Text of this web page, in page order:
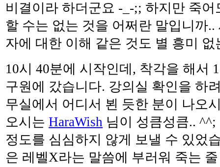
비결이라 하더군요 -_-;; 하지만 죽
할 수는 없는 것을 어쩌란 말입니까
자에 대한 이해 같은 것도 별 흥미 없
10시 40분에 시작인데, 착각을 해서
구원에 갔습니다. 강의실 확인을 하
무실에서 어디서 뵌 듯한 분이 나오
오시는 HaraWish 님이 성큼성큼..
정도를 심심하지 않게 보낼 수 있었
은 레벨X라는 말씀에 부러워 죽는